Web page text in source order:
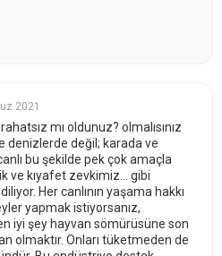
2021
mı oldunuz? olmalısınız
denizlerde değil; karada ve
bu şekilde pek çok amaçla
ve kıyafet zevkimiz... gibi
Her canlının yaşama hakkı
yapmak istiyorsanız,
iyi şey hayvan sömürüsüne son
olmaktır. Onları tüketmeden de